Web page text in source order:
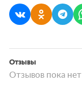
Отзывы
Отзывов пока нет